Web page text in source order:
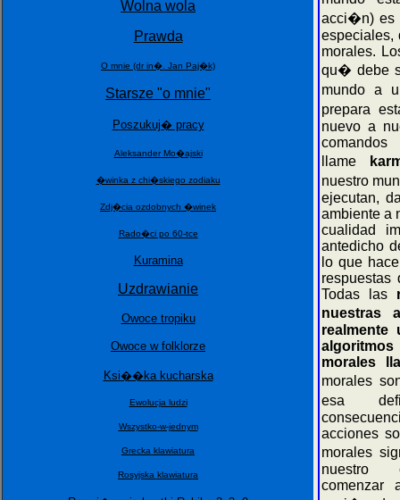
Wolna wola
Prawda
O mnie (dr in�. Jan Paj�k)
Starsze "o mnie"
Poszukuj� pracy
Aleksander Mo�ajski
�winka z chi�skiego zodiaku
Zdj�cia ozdobnych �winek
Rado�ci po 60-tce
Kuramina
Uzdrawianie
Owoce tropiku
Owoce w folklorze
Ksi��ka kucharska
Ewolucja ludzi
Wszystko-w-jednym
Grecka klawiatura
Rosyjska klawiatura
acci�n) es
especiales,
morales.
qu� debe
mundo a
prepara
nuevo a
llame
nuestro
ejecutan,
ambiente a
cualidad
antedicho
lo que
respuestas
Todas las
nuestras
realmente
algoritmos
morales
morales
esa
acciones
morales
nuestro
comenzar